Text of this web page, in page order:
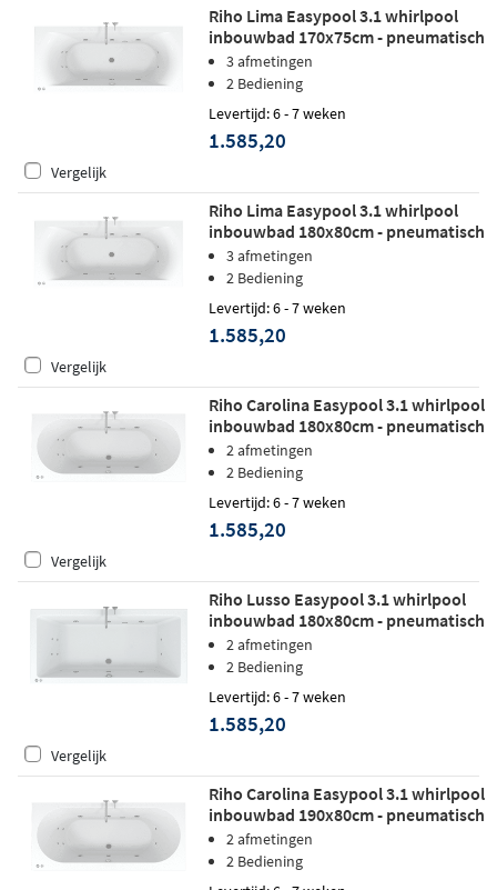
Riho Lima Easypool 3.1 whirlpool
inbouwbad 170x75cm - pneumatisch
3 afmetingen
2 Bediening
Levertijd: 6 - 7 weken
1.585,20
Vergelijk
Riho Lima Easypool 3.1 whirlpool
inbouwbad 180x80cm - pneumatisch
3 afmetingen
2 Bediening
Levertijd: 6 - 7 weken
1.585,20
Vergelijk
Riho Carolina Easypool 3.1 whirlpool
inbouwbad 180x80cm - pneumatisch
2 afmetingen
2 Bediening
Levertijd: 6 - 7 weken
1.585,20
Vergelijk
Riho Lusso Easypool 3.1 whirlpool
inbouwbad 180x80cm - pneumatisch
2 afmetingen
2 Bediening
Levertijd: 6 - 7 weken
1.585,20
Vergelijk
Riho Carolina Easypool 3.1 whirlpool
inbouwbad 190x80cm - pneumatisch
2 afmetingen
2 Bediening